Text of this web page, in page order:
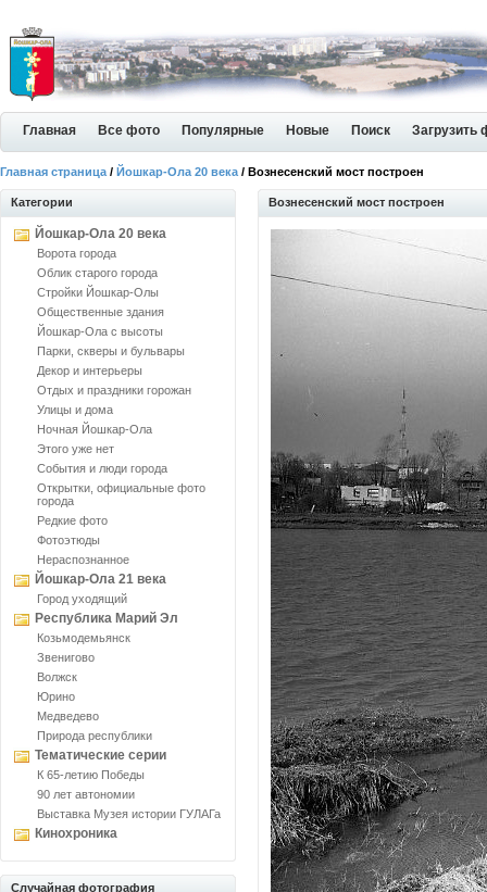
Главная Все фото Популярные Новые Поиск Загрузить
Главная страница / Йошкар-Ола 20 века / Вознесенский мост построен
Категории
Йошкар-Ола 20 века
Ворота города
Облик старого города
Стройки Йошкар-Олы
Общественные здания
Йошкар-Ола с высоты
Парки, скверы и бульвары
Декор и интерьеры
Отдых и праздники горожан
Улицы и дома
Ночная Йошкар-Ола
Этого уже нет
События и люди города
Открытки, официальные фото
города
Редкие фото
Фотоэтюды
Нераспознанное
Йошкар-Ола 21 века
Город уходящий
Республика Марий Эл
Козьмодемьянск
Звенигово
Волжск
Юрино
Медведево
Природа республики
Тематические серии
К 65-летию Победы
90 лет автономии
Выставка Музея истории ГУЛАГа
Кинохроника
Случайная фотография
Вознесенский мост построен